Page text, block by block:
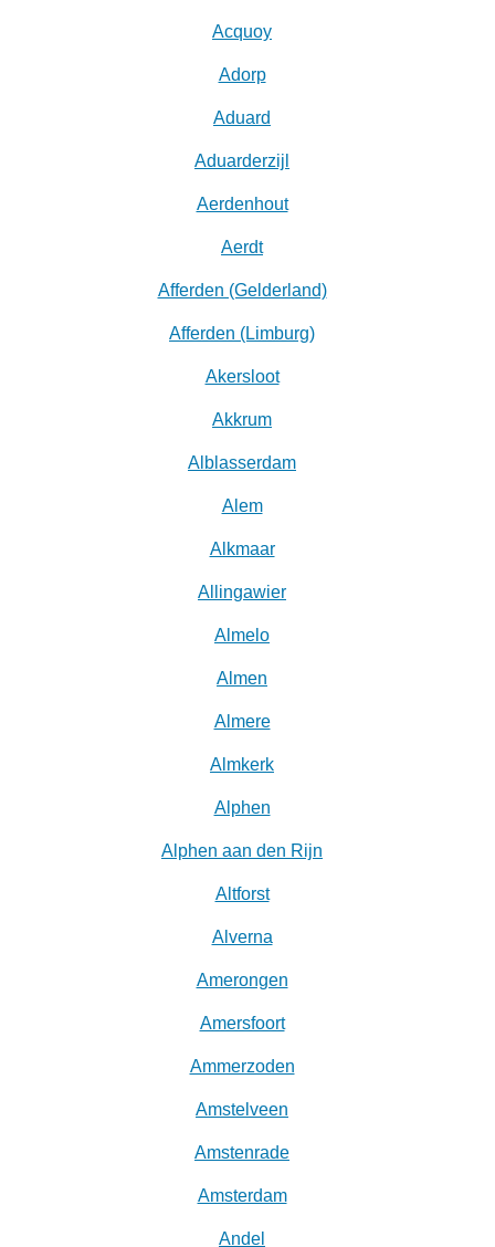
Acquoy
Adorp
Aduard
Aduarderzijl
Aerdenhout
Aerdt
Afferden (Gelderland)
Afferden (Limburg)
Akersloot
Akkrum
Alblasserdam
Alem
Alkmaar
Allingawier
Almelo
Almen
Almere
Almkerk
Alphen
Alphen aan den Rijn
Altforst
Alverna
Amerongen
Amersfoort
Ammerzoden
Amstelveen
Amstenrade
Amsterdam
Andel